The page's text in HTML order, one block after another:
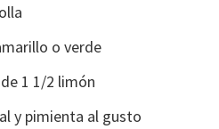
o verde
1 1/2 limón
y pimienta al gusto